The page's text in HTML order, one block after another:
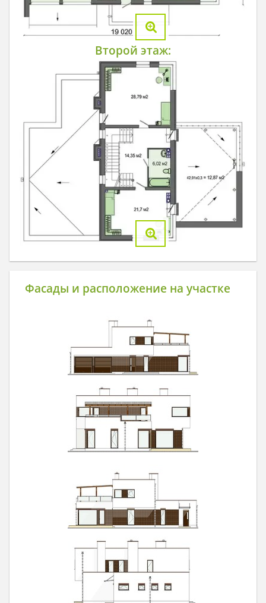
Второй этаж:
Фасады и расположение на участке